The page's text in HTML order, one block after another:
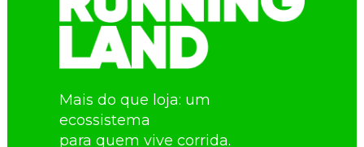
Inscrições, Pedidos e
Mais do que loja: um
ecossistema
para quem vive corrida.